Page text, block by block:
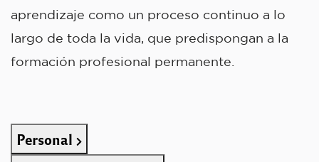
aprendizaje como un proceso continuo a lo
largo de toda la vida, que predispongan a la
formación profesional permanente.
Personal